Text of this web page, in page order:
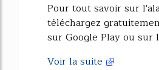
Pour tout savoir sur
téléchargez
sur Google Play ou sur
Voir la suite